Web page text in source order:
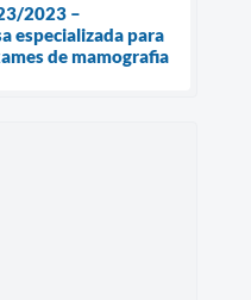
2023 –
especializada para
de mamografia